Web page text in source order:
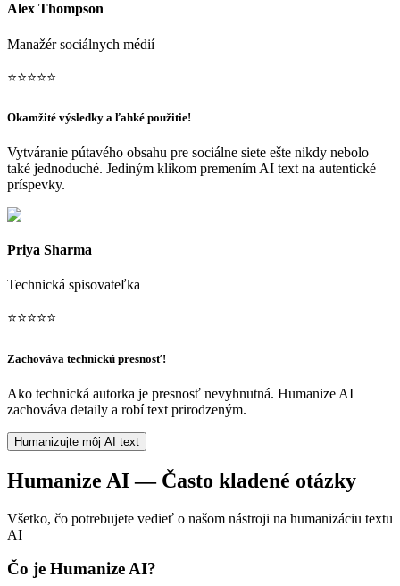
Alex Thompson
Manažér sociálnych médií
⭐⭐⭐⭐⭐
Okamžité výsledky a ľahké použitie!
Vytváranie pútavého obsahu pre sociálne siete ešte nikdy nebolo
také jednoduché. Jediným klikom premením AI text na autentické
príspevky.
Priya Sharma
Technická spisovateľka
⭐⭐⭐⭐⭐
Zachováva technickú presnosť!
Ako technická autorka je presnosť nevyhnutná. Humanize AI
zachováva detaily a robí text prirodzeným.
Humanizujte môj AI text
Humanize AI — Často kladené otázky
Všetko, čo potrebujete vedieť o našom nástroji na humanizáciu textu
AI
Čo je Humanize AI?